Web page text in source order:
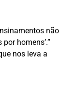
não
homens’.”
nos leva a